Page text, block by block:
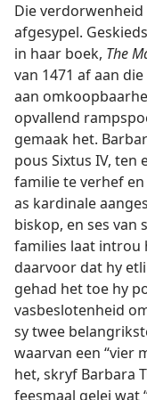
Die
afgesypel.
in haar boek, The
van 1471 af aan
aan
opvallend
gemaak het.
pous Sixtus IV,
familie te verhef
as kardinale
biskop, en ses van
families laat introu
daarvoor dat hy
gehad het toe hy
vasbeslotenheid
sy twee
waarvan een “vier
het, skryf Barbara
feesmaal gelei wat